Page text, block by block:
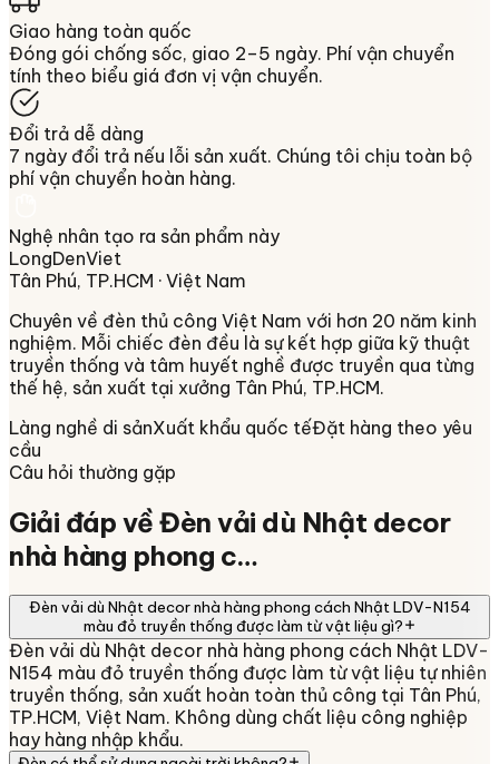
Giao hàng toàn quốc
Đóng gói chống sốc, giao 2–5 ngày. Phí vận chuyển
tính theo biểu giá đơn vị vận chuyển.
Đổi trả dễ dàng
7 ngày đổi trả nếu lỗi sản xuất. Chúng tôi chịu toàn bộ
phí vận chuyển hoàn hàng.
Nghệ nhân tạo ra sản phẩm này
LongDenViet
Tân Phú, TP.HCM · Việt Nam
Chuyên về đèn thủ công Việt Nam với hơn 20 năm kinh
nghiệm. Mỗi chiếc đèn đều là sự kết hợp giữa kỹ thuật
truyền thống và tâm huyết nghề được truyền qua từng
thế hệ, sản xuất tại xưởng Tân Phú, TP.HCM.
Làng nghề di sảnXuất khẩu quốc tếĐặt hàng theo yêu
cầu
Câu hỏi thường gặp
Giải đáp vềĐèn vải dù Nhật decor
nhà hàng phong c…
Đèn vải dù Nhật decor nhà hàng phong cách Nhật LDV-N154
màu đỏ truyền thống được làm từ vật liệu gì?
Đèn vải dù Nhật decor nhà hàng phong cách Nhật LDV-
N154 màu đỏ truyền thống được làm từ vật liệu tự nhiên
truyền thống, sản xuất hoàn toàn thủ công tại Tân Phú,
TP.HCM, Việt Nam. Không dùng chất liệu công nghiệp
hay hàng nhập khẩu.